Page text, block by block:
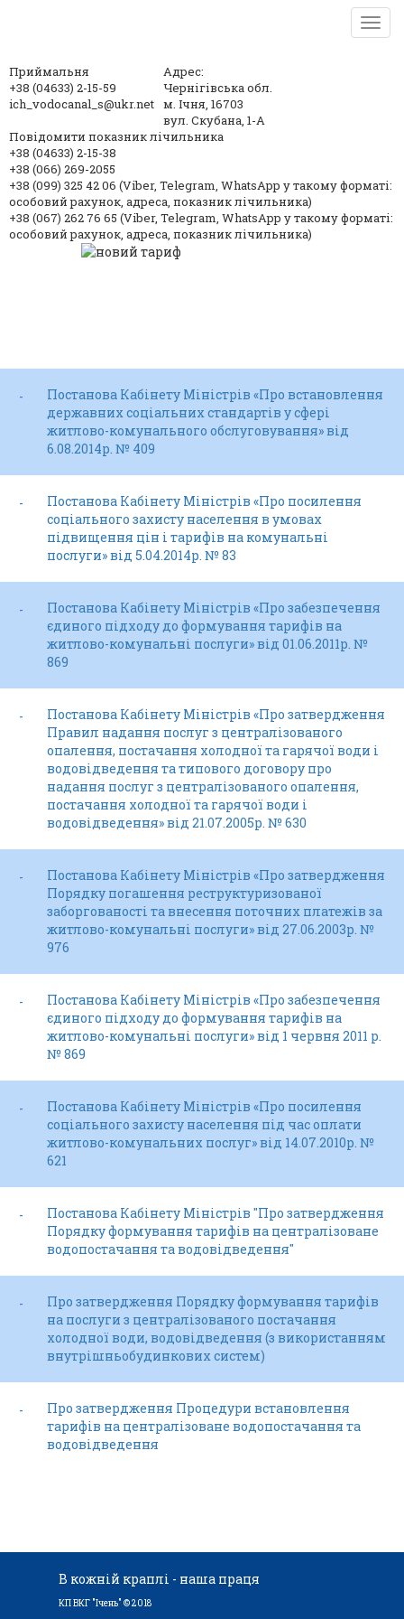
Приймальня
+38 (04633) 2-15-59
ich_vodocanal_s@ukr.net
Адрес:
Чернігівська обл.
м. Ічня, 16703
вул. Скубана, 1-А
Повідомити показник лічильника
+38 (04633) 2-15-38
+38 (066) 269-2055
+38 (099) 325 42 06 (Viber, Telegram, WhatsApp у такому форматі:
особовий рахунок, адреса, показник лічильника)
+38 (067) 262 76 65 (Viber, Telegram, WhatsApp у такому форматі:
особовий рахунок, адреса, показник лічильника)
-
Постанова Кабінету Міністрів «Про встановлення
державних соціальних стандартів у сфері
житлово-комунального обслуговування» від
6.08.2014р. № 409
-
Постанова Кабінету Міністрів «Про посилення
соціального захисту населення в умовах
підвищення цін і тарифів на комунальні
послуги» від 5.04.2014р. № 83
-
Постанова Кабінету Міністрів «Про забезпечення
єдиного підходу до формування тарифів на
житлово-комунальні послуги» від 01.06.2011р. №
869
-
Постанова Кабінету Міністрів «Про затвердження
Правил надання послуг з централізованого
опалення, постачання холодної та гарячої води і
водовідведення та типового договору про
надання послуг з централізованого опалення,
постачання холодної та гарячої води і
водовідведення» від 21.07.2005р. № 630
-
Постанова Кабінету Міністрів «Про затвердження
Порядку погашення реструктуризованої
заборгованості та внесення поточних платежів за
житлово-комунальні послуги» від 27.06.2003р. №
976
-
Постанова Кабінету Міністрів «Про забезпечення
єдиного підходу до формування тарифів на
житлово-комунальні послуги» від 1 червня 2011 р.
№ 869
-
Постанова Кабінету Міністрів «Про посилення
соціального захисту населення під час оплати
житлово-комунальних послуг» від 14.07.2010р. №
621
-
Постанова Кабінету Міністрів "Про затвердження
Порядку формування тарифів на централізоване
водопостачання та водовідведення"
-
Про затвердження Порядку формування тарифів
на послуги з централізованого постачання
холодної води, водовідведення (з використанням
внутрішньобудинкових систем)
-
Про затвердження Процедури встановлення
тарифів на централізоване водопостачання та
водовідведення
В кожній краплі - наша праця
КП ВКГ "Ічень" © 2018